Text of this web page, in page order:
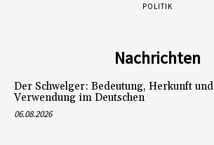
POLITIK
Nachrichten
Der Schwelger: Bedeutung, Herkunft und
Verwendung im Deutschen
06.08.2026